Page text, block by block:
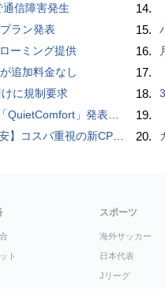
通信障害発生
ラン発表
ーミング提供
追加料金なし
に規制要求
イキャン強化、メガネ着用時の低下を抑制
Wildcat Lake Core 3 304」をレビューします。なんと10G LANも搭載していますよ
14.
15.
16.
17.
18.
19.
20.
ト
スポーツ
海外サッカー
日本代表
Jリーグ